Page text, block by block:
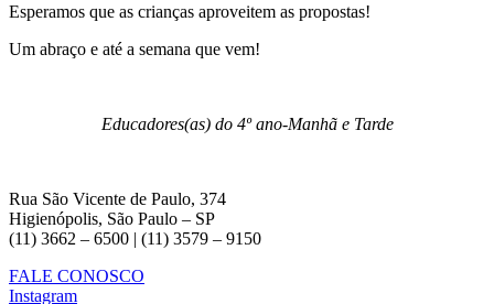
Esperamos que as crianças aproveitem as propostas!
Um abraço e até a semana que vem!
Educadores(as) do 4º ano-Manhã e Tarde
Rua São Vicente de Paulo, 374
Higienópolis, São Paulo – SP
(11) 3662 – 6500 | (11) 3579 – 9150
FALE CONOSCO
Instagram